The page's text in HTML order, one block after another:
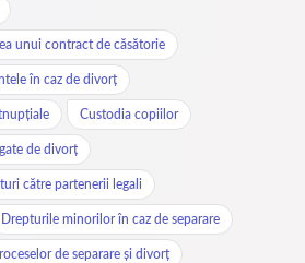
unui contract de căsătorie
în caz de divorț
Custodia copiilor
de divorț
către partenerii legali
Drepturile minorilor în caz de separare
de separare și divorț